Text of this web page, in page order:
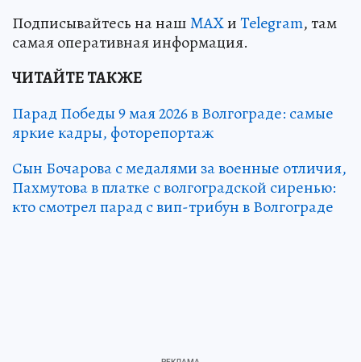
Подписывайтесь на нашMAXиTelegram, там
самая оперативная информация.
ЧИТАЙТЕ ТАКЖЕ
Парад Победы 9 мая 2026 в Волгограде: самые
яркие кадры, фоторепортаж
Сын Бочарова с медалями за военные отличия,
Пахмутова в платке с волгоградской сиренью:
кто смотрел парад с вип-трибун в Волгограде